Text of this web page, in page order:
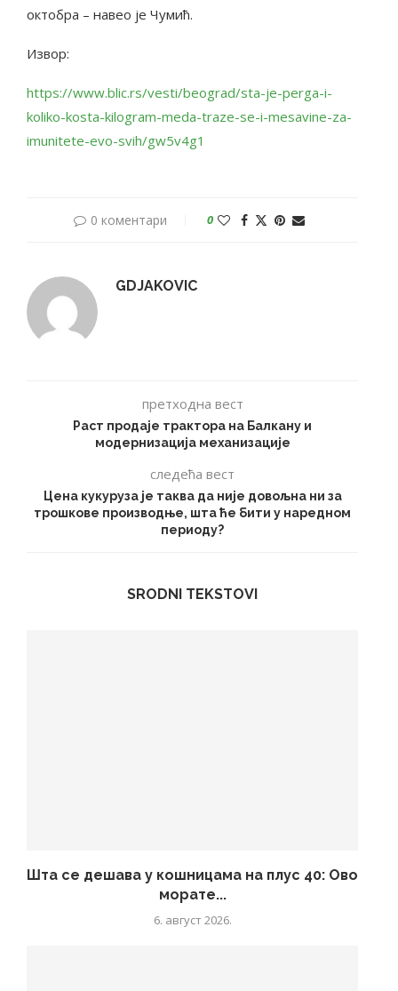
октобра – навео је Чумић.
Извор:
https://www.blic.rs/vesti/beograd/sta-je-perga-i-
koliko-kosta-kilogram-meda-traze-se-i-mesavine-za-
imunitete-evo-svih/gw5v4g1
0 коментари 0
GDJAKOVIC
претходна вест
Раст продаје трактора на Балкану и
модернизацијa механизације
следећа вест
Цена кукуруза је таква да није довољна ни за
трошкове производње, шта ће бити у наредном
периоду?
SRODNI TEKSTOVI
Шта се дешава у кошницама на плус 40: Ово
морате...
6. август 2026.